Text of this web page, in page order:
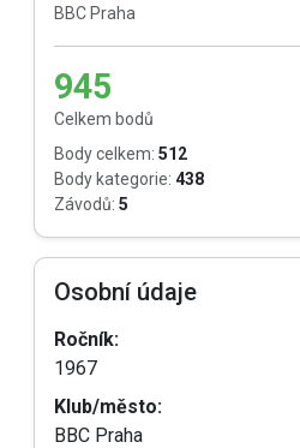
BBC Praha
945
Celkem bodů
Body celkem: 512
Body kategorie: 438
Závodů: 5
Osobní údaje
Ročník:
1967
Klub/město:
BBC Praha